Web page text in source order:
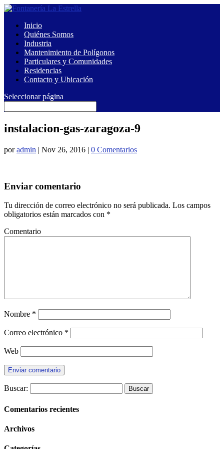
Inicio
Quiénes Somos
Industria
Mantenimiento de Polígonos
Particulares y Comunidades
Residencias
Contacto y Ubicación
Seleccionar página
instalacion-gas-zaragoza-9
poradmin | Nov 26, 2016 | 0 Comentarios
Enviar comentario
Tu dirección de correo electrónico no será publicada. Los campos
obligatorios están marcados con *
Comentario
Nombre *
Correo electrónico *
Web
Buscar:
Comentarios recientes
Archivos